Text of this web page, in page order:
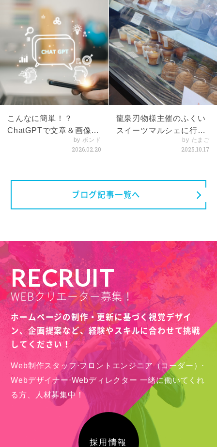
こんなに簡単！？
ChatGPTで文章＆画像体
by ボンド
2026.02.20
龍泉刃物様主催のふくい
スイーツマルシェに行っ
by たまご
2025.10.17
ブログ記事一覧へ
RECRUIT
WEBクリエーター募集！
ホームページの制作・更新に基づく視覚デザイ
ン、企画提案など、経験やスキルに合わせて挑戦
してください！
Web制作スタッフ⋅フロントエンジニア（コーダー）⋅
Webデザイナー⋅Webディレクター 一緒に働いてくれ
る方、人材募集中！
採用情報